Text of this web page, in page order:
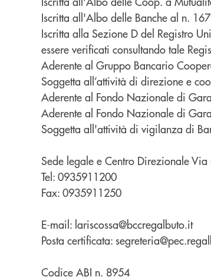
Iscritta all'Albo delle Banche al n.
Iscritta alla Sezione D del Registro
essere verificati consultando tale
Aderente al Gruppo Bancario
Soggetta all’attività di direzione e
Aderente al Fondo Nazionale di
Aderente al Fondo Nazionale di
Soggetta all'attività di vigilanza di
Sede legale e Centro Direzionale
Tel: 0935911200
Fax: 0935911250
E-mail: lariscossa@bccregalbuto.it
Posta certificata:
Codice ABI n. 8954